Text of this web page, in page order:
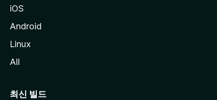
iOS
Android
Linux
All
최신 빌드